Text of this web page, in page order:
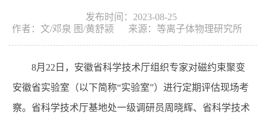
发布时间：2023-08-25
作者： 文/邓泉 图/黄舒颍 来源： 等离子体物理研究所
8月22日，安徽省科学技术厅组织专家对磁约束聚变
安徽省实验室（以下简称“实验室”）进行定期评估现场考
察。省科学技术厅基地处一级调研员周晓辉、省科学技术